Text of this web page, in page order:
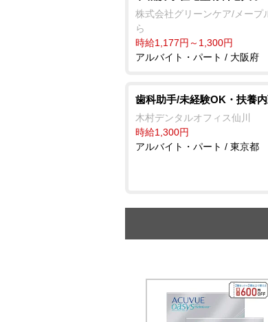
株式会社グリーンケア/メープ
ら
時給1,177円～1,300円
アルバイト・パート / 大阪府
歯科助手/未経験OK・扶養
木村デンタルオフィス仙川
時給1,300円
アルバイト・パート / 東京都